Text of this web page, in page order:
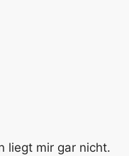
liegt mir gar nicht.